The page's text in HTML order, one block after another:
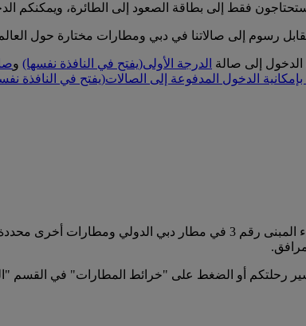
فقط إلى بطاقة الصعود إلى الطائرة، ويمكنكم
رسوم إلى صالاتنا في دبي ومطارات مختارة حول
إلى صالة الدرجة الأولى(يفتح في النافذة نفسها) و
بإمكانية الدخول المدفوعة إلى الصالات(يفتح في النافذة
رحلتكم أو الضغط على "خرائط المطارات" في القسم